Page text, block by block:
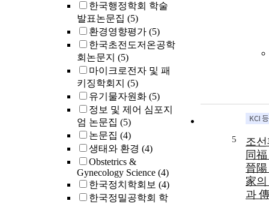
한국행정학회 학술
발표논문집 (5)
환경영향평가 (5)
한국초전도저온공학
회논문지 (5)
마이크로전자 및 패
키징학회지 (5)
유기물자원화 (5)
정보 및 제어 심포지
엄 논문집 (5)
논문집 (4)
생태와 환경 (4)
Obstetrics &
Gynecology Science (4)
한국정치학회보 (4)
한국정밀공학회 학
5
조
同
晉陽
家
과